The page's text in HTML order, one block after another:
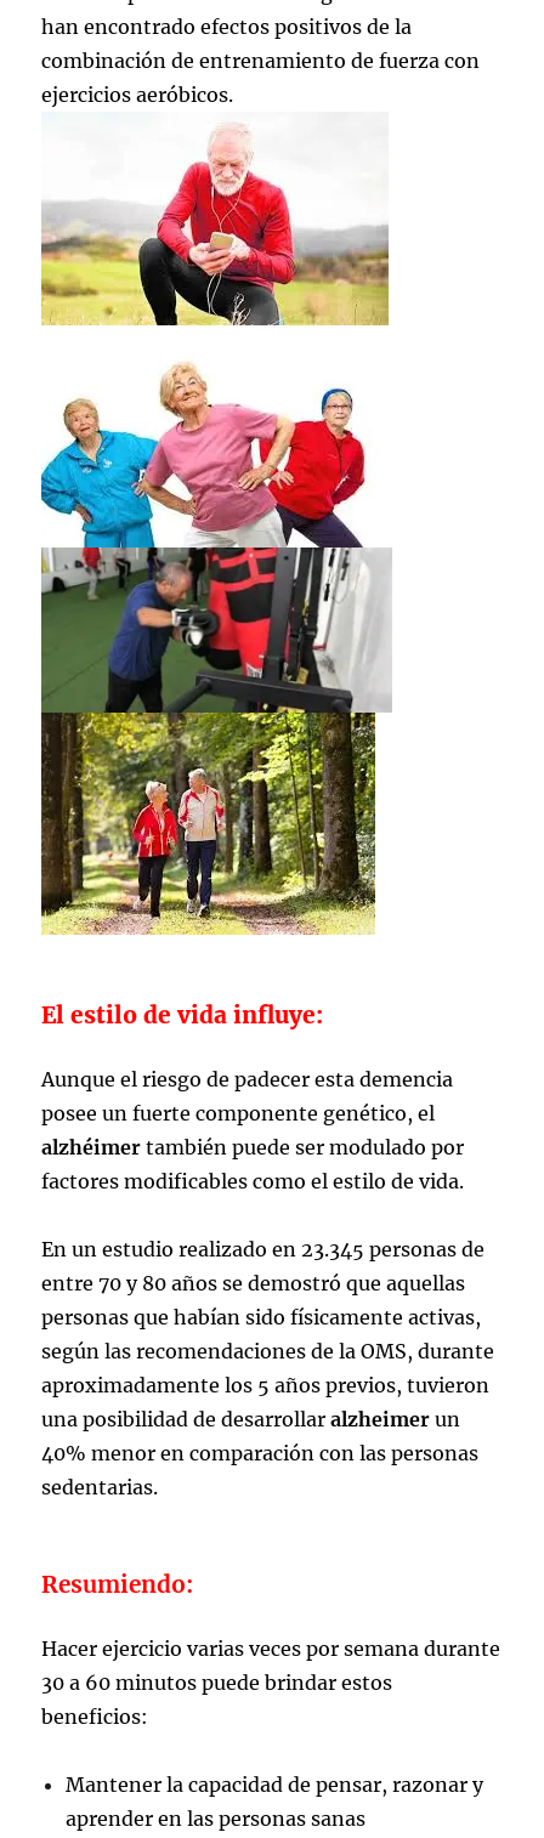
han encontrado efectos positivos de la
combinación de entrenamiento de fuerza con
ejercicios aeróbicos.
El estilo de vida influye:
Aunque el riesgo de padecer esta demencia
posee un fuerte componente genético, el
alzhéimer también puede ser modulado por
factores modificables como el estilo de vida.
En un estudio realizado en 23.345 personas de
entre 70 y 80 años se demostró que aquellas
personas que habían sido físicamente activas,
según las recomendaciones de la OMS, durante
aproximadamente los 5 años previos, tuvieron
una posibilidad de desarrollaralzheimer un
40% menor en comparación con las personas
sedentarias.
Resumiendo:
Hacer ejercicio varias veces por semana durante
30 a 60 minutos puede brindar estos
beneficios:
Mantener la capacidad de pensar, razonar y
aprender en las personas sanas